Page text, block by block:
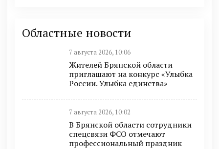
Областные новости
7 августа 2026, 10:06
Жителей Брянской области
приглашают на конкурс «Улыбка
России. Улыбка единства»
7 августа 2026, 10:02
В Брянской области сотрудники
спецсвязи ФСО отмечают
профессиональный праздник